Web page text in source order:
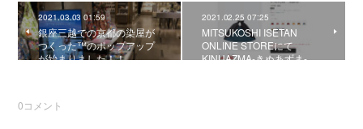
2021.03.03 01:59
銀座三越での京都の染屋が
つくった™のポップアップ
が始まりました！！
2021.02.25 07:25
MITSUKOSHI ISETAN
ONLINE STOREにて
KINUAZMA-きぬあずま-…
0コメント